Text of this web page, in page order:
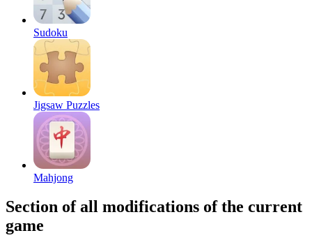
Sudoku
Jigsaw Puzzles
Mahjong
Section of all modifications of the current
game